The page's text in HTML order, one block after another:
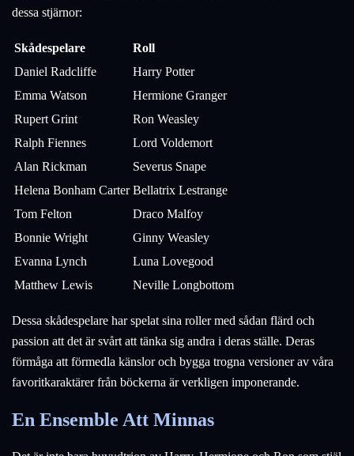
dessa stjärnor:
Skådespelare
Roll
Daniel Radcliffe
Harry Potter
Emma Watson
Hermione Granger
Rupert Grint
Ron Weasley
Ralph Fiennes
Lord Voldemort
Alan Rickman
Severus Snape
Helena Bonham Carter Bellatrix Lestrange
Tom Felton
Draco Malfoy
Bonnie Wright
Ginny Weasley
Evanna Lynch
Luna Lovegood
Matthew Lewis
Neville Longbottom
Dessa skådespelare har spelat sina roller med sådan flärd och
passion att det är svårt att tänka sig andra i deras ställe. Deras
förmåga att förmedla känslor och bygga trogna versioner av våra
favoritkaraktärer från böckerna är verkligen imponerande.
En Ensemble Att Minnas